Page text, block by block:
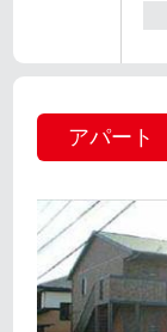
アパート